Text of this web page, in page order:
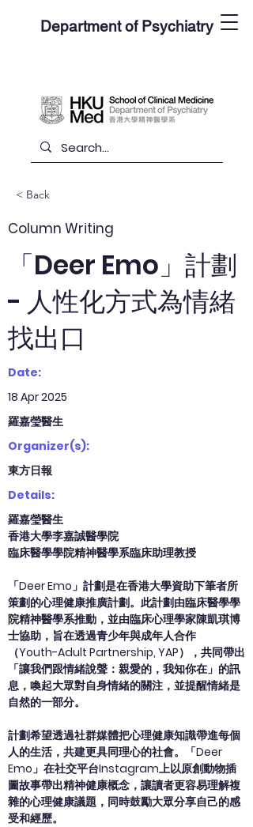
Department of Psychiatry
< Back
Column Writing
「Deer Emo」計劃
- 人性化方式為情緒
找出口
Date:
18 Apr 2025
羅嘉瑩醫生
Organizer(s):
東方日報
Details:
羅嘉瑩醫生
香港大學李嘉誠醫學院
臨床醫學學院精神醫學系臨床助理教授
「Deer Emo」計劃是在香港大學資助下筆者所
策劃的心理健康推廣計劃。此計劃由臨床醫學學
院精神醫學系推動，並由臨床心理學家陳凱琪博
士協助，旨在透過青少年與成年人合作
（Youth-Adult Partnership, YAP），共同帶出
「讓我們跟情緒說聲：親愛的，我知你在」的訊
息，喚起大眾對自身情緒的關注，並提醒情緒是
自然的一部分。
計劃希望透過社群媒體把心理健康知識帶進每個
人的生活，共建更具同理心的社會。「Deer
Emo」在社交平台Instagram上以原創動物插
圖故事帶出精神健康概念，讓讀者更容易理解複
雜的心理健康議題，同時鼓勵大眾分享自己的感
受和經歷。